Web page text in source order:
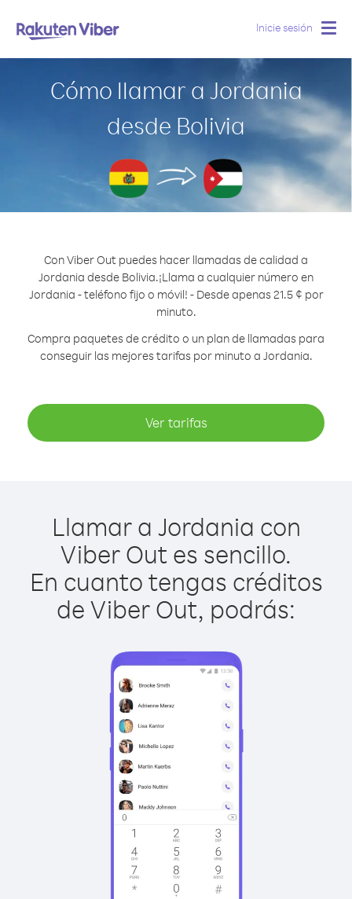
Inicie sesión
Cómo llamar a Jordania
desde Bolivia
Con Viber Out puedes hacer llamadas de calidad a
Jordania desde Bolivia.¡Llama a cualquier número en
Jordania - teléfono fijo o móvil! - Desde apenas 21.5 ¢ por
minuto.
Compra paquetes de crédito o un plan de llamadas para
conseguir las mejores tarifas por minuto a Jordania.
Ver tarifas
Llamar a Jordania con
Viber Out es sencillo.
En cuanto tengas créditos
de Viber Out, podrás: